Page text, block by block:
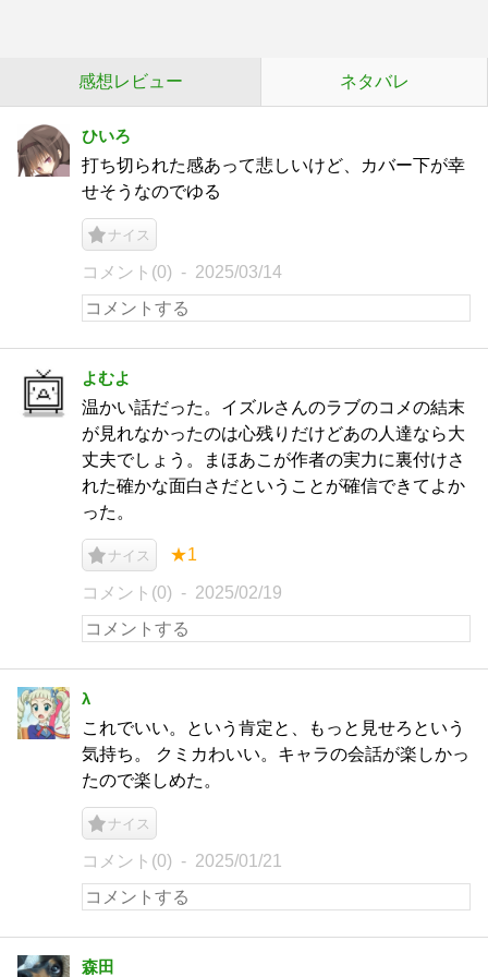
感想レビュー ネタバレ
ひいろ
打ち切られた感あって悲しいけど、カバー下が幸
せそうなのでゆる
ナイス
コメント(0) 2025/03/14
よむよ
温かい話だった。イズルさんのラブのコメの結末
が見れなかったのは心残りだけどあの人達なら大
丈夫でしょう。まほあこが作者の実力に裏付けさ
れた確かな面白さだということが確信できてよか
った。
ナイス ★1
コメント(0) 2025/02/19
λ
これでいい。という肯定と、もっと見せろという
気持ち。 クミカわいい。キャラの会話が楽しかっ
たので楽しめた。
ナイス
コメント(0) 2025/01/21
森田